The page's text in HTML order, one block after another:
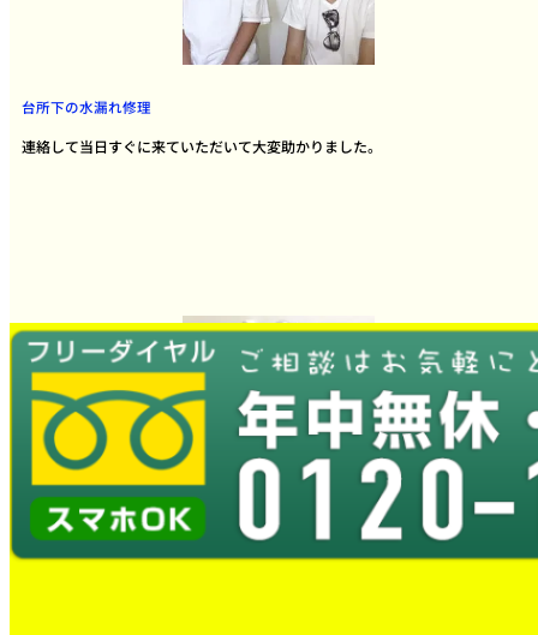
台所下の水漏れ修理
連絡して当日すぐに来ていただいて大変助かりました。